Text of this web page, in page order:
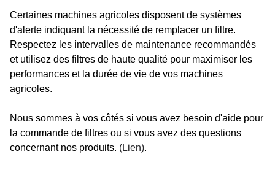
Certaines machines agricoles disposent de systèmes
d'alerte indiquant la nécessité de remplacer un filtre.
Respectez les intervalles de maintenance recommandés
et utilisez des filtres de haute qualité pour maximiser les
performances et la durée de vie de vos machines
agricoles.
Nous sommes à vos côtés si vous avez besoin d'aide pour
la commande de filtres ou si vous avez des questions
concernant nos produits. (Lien).